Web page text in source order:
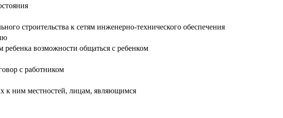
строительства к сетям инженерно-технического обеспечения
возможности общаться с ребенком
с работником
к ним местностей, лицам, являющимся